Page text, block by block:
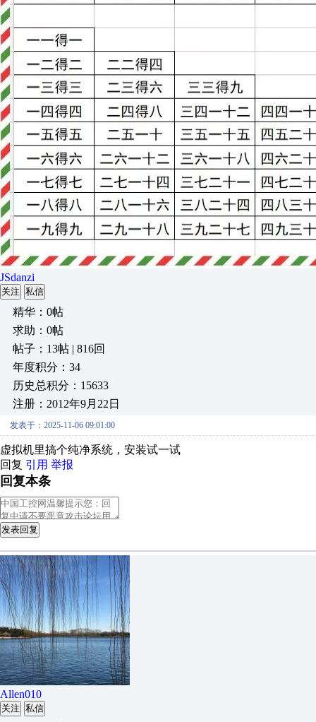
JSdanzi
关注 私信
精华：0帖
求助：0帖
帖子：13帖 | 816回
年度积分：34
历史总积分：15633
注册：2012年9月22日
发表于：2025-11-06 09:01:00
虚拟机里搞个纯净系统，安装试一试
回复 引用 举报
回复本条
发表回复
Allen010
关注 私信